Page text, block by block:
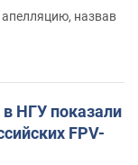
назвав
в НГУ показали
FPV-